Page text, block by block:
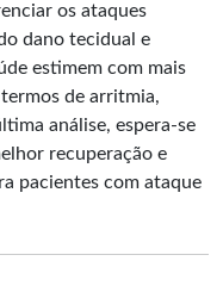
os ataques
dano tecidual e
estimem com mais
de arritmia,
análise, espera-se
recuperação e
pacientes com ataque